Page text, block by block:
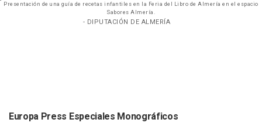
Presentación de una guía de recetas infantiles en la Feria del Libro de Almería en el espacio
Sabores Almería.
- DIPUTACIÓN DE ALMERÍA
Europa Press Especiales Monográficos